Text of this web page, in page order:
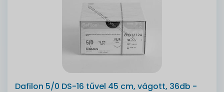
Dafilon 5/0 DS-16 tűvel 45 cm, vágott, 36db -